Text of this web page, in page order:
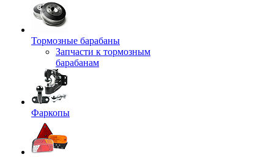
Тормозные барабаны
Запчасти к тормозным
барабанам
Фаркопы